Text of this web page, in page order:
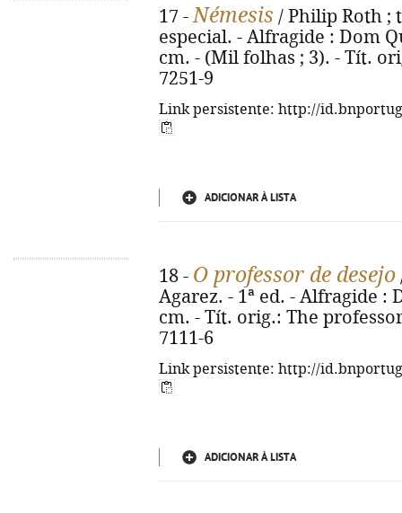
17 -Némesis / Philip Roth ;
especial. - Alfragide : Dom
cm. - (Mil folhas ; 3). - Tít.
7251-9
Link persistente: http://
ADICIONAR À LISTA
18 - O professor de desejo
Agarez. - 1ª ed. - Alfragide :
cm. - Tít. orig.: The
7111-6
Link persistente: http://
ADICIONAR À LISTA